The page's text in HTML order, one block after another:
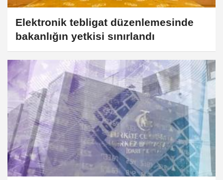
Elektronik tebligat düzenlemesinde
bakanlığın yetkisi sınırlandı